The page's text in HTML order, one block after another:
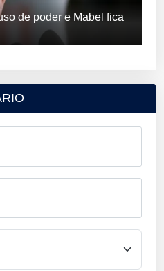
de poder e Mabel fica